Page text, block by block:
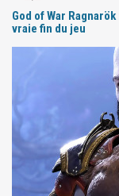
God of War
vraie fin du jeu